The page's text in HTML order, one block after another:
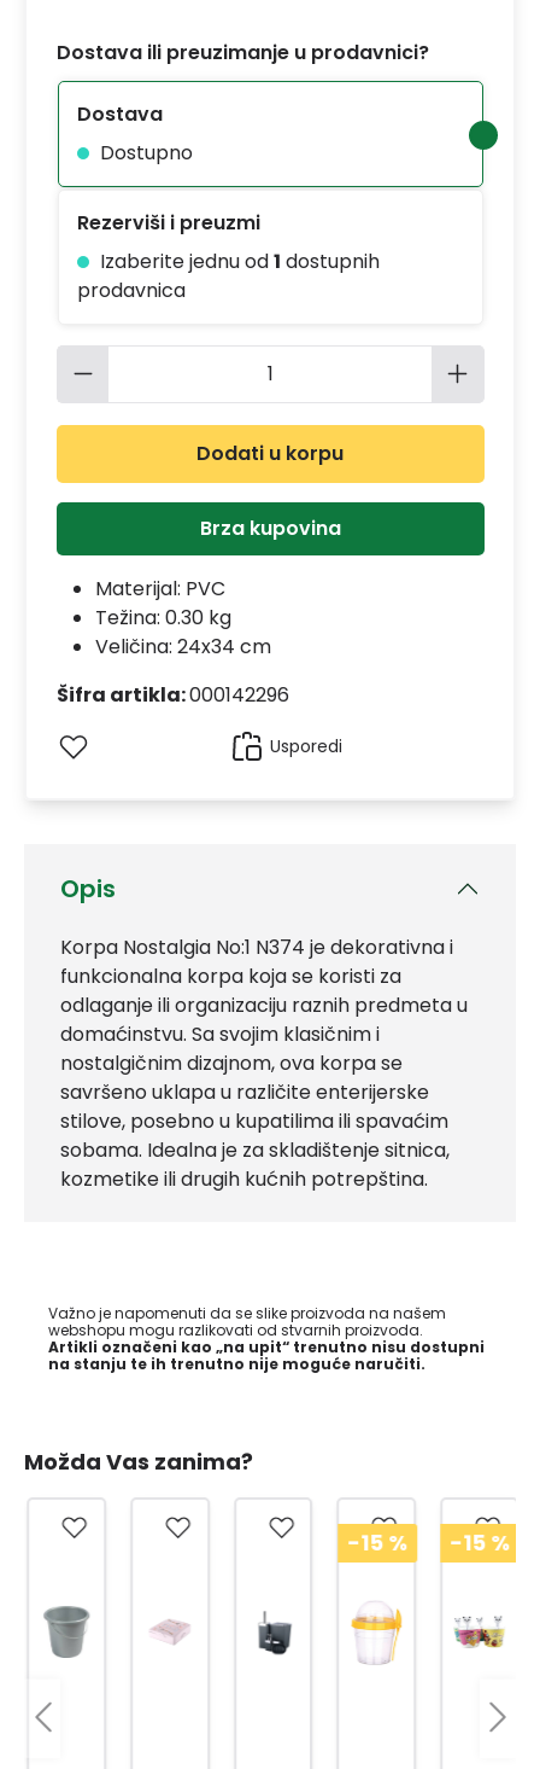
Opis
Korpa Nostalgia No:1 N374 je dekorativna i
funkcionalna korpa koja se koristi za
odlaganje ili organizaciju raznih predmeta u
domaćinstvu. Sa svojim klasičnim i
nostalgičnim dizajnom, ova korpa se
savršeno uklapa u različite enterijerske
stilove, posebno u kupatilima ili spavaćim
sobama. Idealna je za skladištenje sitnica,
kozmetike ili drugih kućnih potrepština.
Važno je napomenuti da se slike proizvoda na našem
webshopu mogu razlikovati od stvarnih proizvoda.
Artikli označeni kao „na upit“ trenutno nisu dostupni
na stanju te ih trenutno nije moguće naručiti.
Dostava ili preuzimanje u prodavnici?
Dostava
Dostupno
Rezerviši i preuzmi
Izaberite jednu od1 dostupnih
prodavnica
Količina proizvoda: Unesite
Dodati u korpu
Brza kupovina
Materijal: PVC
Težina: 0.30 kg
Veličina: 24x34 cm
Šifra artikla:000142296
Usporedi
Možda Vas zanima?
-15 % -15 %